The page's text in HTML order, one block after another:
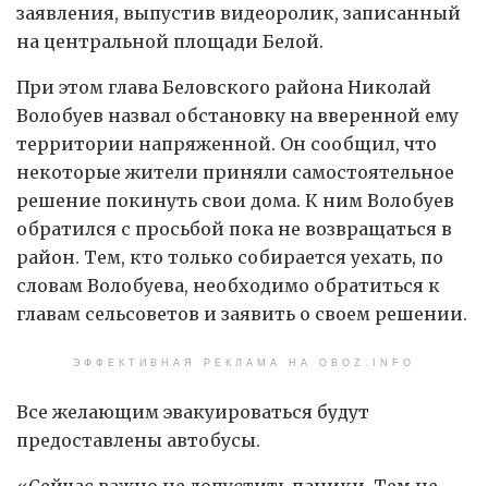
заявления, выпустив видеоролик, записанный
на центральной площади Белой.
При этом глава Беловского района Николай
Волобуев назвал обстановку на вверенной ему
территории напряженной. Он сообщил, что
некоторые жители приняли самостоятельное
решение покинуть свои дома. К ним Волобуев
обратился с просьбой пока не возвращаться в
район. Тем, кто только собирается уехать, по
словам Волобуева, необходимо обратиться к
главам сельсоветов и заявить о своем решении.
ЭФФЕКТИВНАЯ РЕКЛАМА НА OBOZ.INFO
Все желающим эвакуироваться будут
предоставлены автобусы.